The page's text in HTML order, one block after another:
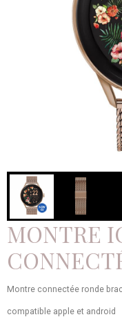
MONTRE
Montre connectée ronde
compatible apple et android